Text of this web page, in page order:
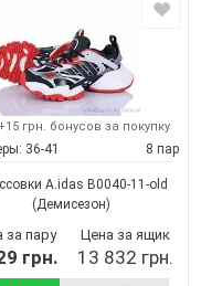
грн. бонусов за покупку
36-41 8 пар
A.idas B0040-11-old
(Демисезон)
за пару
грн.
Цена за ящик
13 832 грн.